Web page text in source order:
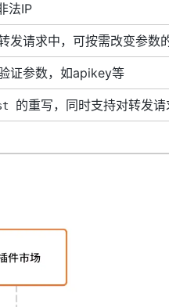
法IP
发请求中，可按需改变参数
证参数，如apikey等
的重写，同时支持对转发